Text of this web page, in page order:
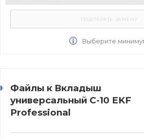
Выберите
Файлы к Вкладыш
универсальный С-10 EKF
Professional